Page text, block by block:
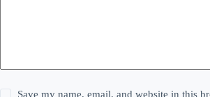
Save my name, email, and website in this